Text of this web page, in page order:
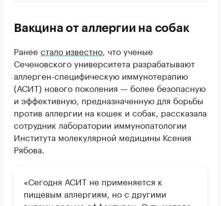
Вакцина от аллергии на собак
Ранее стало известно, что ученые
Сеченовского университета разрабатывают
аллерген-специфическую иммунотерапию
(АСИТ) нового поколения — более безопасную
и эффективную, предназначенную для борьбы
против аллергии на кошек и собак, рассказала
сотрудник лаборатории иммунопатологии
Института молекулярной медицины Ксения
Рябова.
«Сегодня АСИТ не применяется к
пищевым аллергиям, но с другими